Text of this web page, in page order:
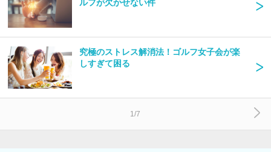
ルフが欠かせない件
究極のストレス解消法！ゴルフ女子会が楽
しすぎて困る
1/7